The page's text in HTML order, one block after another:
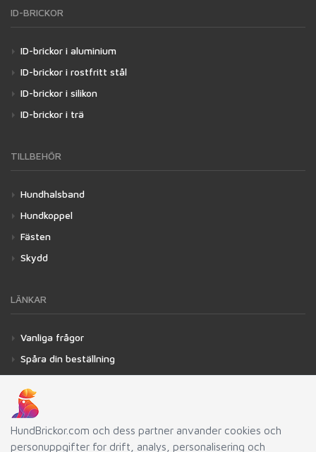
HundBrickor.com och dess partner anvander cookies och
personuppgifter for drift, analys, personalisering och
ID-BRICKOR
ID-brickor i aluminium
ID-brickor i rostfritt stål
ID-brickor i silikon
ID-brickor i trä
TILLBEHÖR
Hundhalsband
Hundkoppel
Fästen
Skydd
LÄNKAR
Vanliga frågor
Spåra din beställning
Integritetspolicy
Blogg
Verktyg